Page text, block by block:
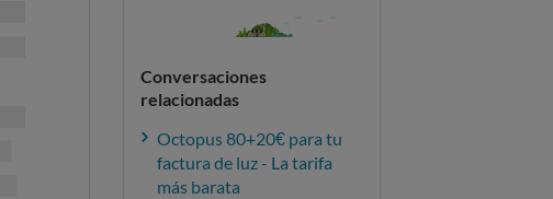
Conversaciones
relacionadas
Octopus 80+20€ para tu
factura de luz - La tarifa
más barata